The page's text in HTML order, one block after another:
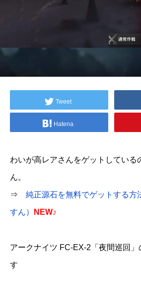
Tweet
Hatena
わいが高レアさんをゲットしている
ん。
⇒ 純正源石を無料でゲットする方
すん） NEW♪
アークナイツ FC-EX-2「夜間巡回」
す